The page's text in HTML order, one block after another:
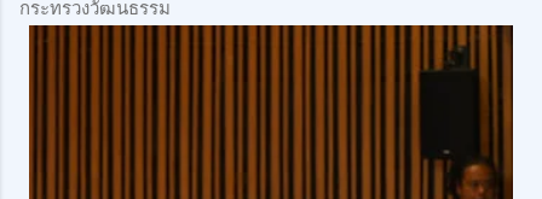
กระทรวงวัฒนธรรม